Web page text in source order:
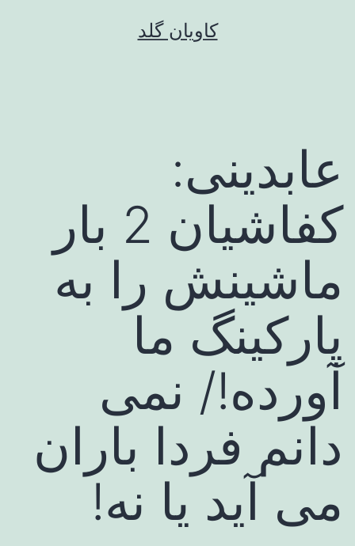
کاویان گلد
عابدینی:
کفاشیان 2 بار
ماشینش را به
پارکینگ ما
آورده!/ نمی
دانم فردا باران
می آید یا نه!